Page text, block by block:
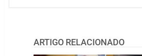
ARTIGO RELACIONADO